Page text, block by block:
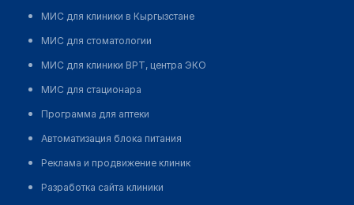
МИС для клиники в Кыргызстане
МИС для стоматологии
МИС для клиники ВРТ, центра ЭКО
МИС для стационара
Программа для аптеки
Автоматизация блока питания
Реклама и продвижение клиник
Разработка сайта клиники